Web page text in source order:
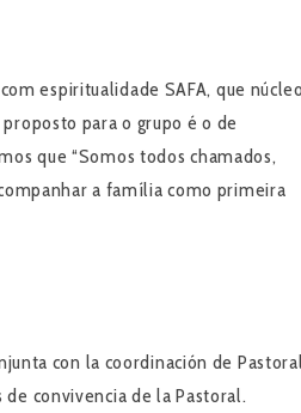
espiritualidade SAFA, que
para o grupo é o de
que “Somos todos chamados,
a família como primeira
con la coordinación de
convivencia de la Pastoral.